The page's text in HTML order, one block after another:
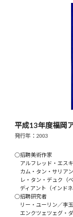
平成13年度福岡
発行年：2003
○招聘美術作家
アルフレッド・エスキ
カム・タン・サリアン
レ・タン・デュク（ベ
ディアント（インドネ
○招聘研究者
リー・ユーリン／李玉
エンクツェツェグ・ダ